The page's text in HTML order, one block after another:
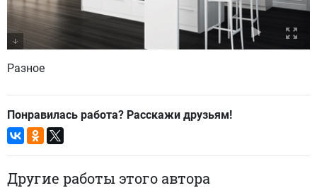
Разное
Понравилась работа? Расскажи друзьям!
Другие работы этого автора